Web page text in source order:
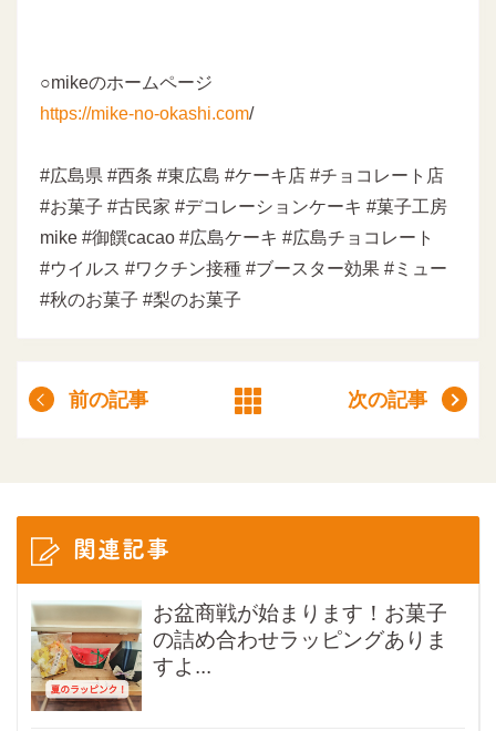
○mikeのホームページ
https://mike-no-okashi.com/
#広島県 #西条 #東広島 #ケーキ店 #チョコレート店
#お菓子 #古民家 #デコレーションケーキ #菓子工房
mike #御饌cacao #広島ケーキ #広島チョコレート
#ウイルス #ワクチン接種 #ブースター効果 #ミュー
#秋のお菓子 #梨のお菓子
前の記事 次の記事
関連記事
お盆商戦が始まります！お菓子
の詰め合わせラッピングありま
すよ...